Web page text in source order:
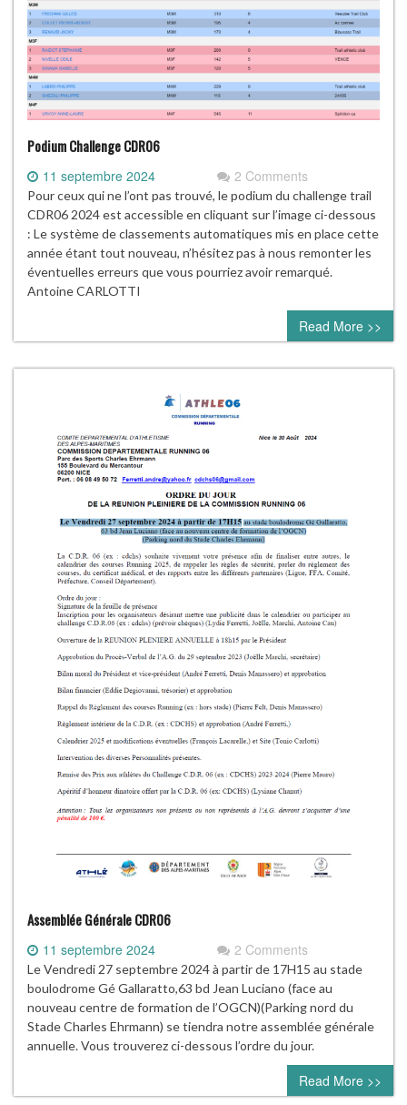
Podium Challenge CDR06
11 septembre 2024 2 Comments
Pour ceux qui ne l’ont pas trouvé, le podium du challenge trail
CDR06 2024 est accessible en cliquant sur l’image ci-dessous
: Le système de classements automatiques mis en place cette
année étant tout nouveau, n’hésitez pas à nous remonter les
éventuelles erreurs que vous pourriez avoir remarqué.
Antoine CARLOTTI
Read More >>
Assemblée Générale CDR06
11 septembre 2024 2 Comments
Le Vendredi 27 septembre 2024 à partir de 17H15 au stade
boulodrome Gé Gallaratto,63 bd Jean Luciano (face au
nouveau centre de formation de l’OGCN)(Parking nord du
Stade Charles Ehrmann) se tiendra notre assemblée générale
annuelle. Vous trouverez ci-dessous l’ordre du jour.
Read More >>